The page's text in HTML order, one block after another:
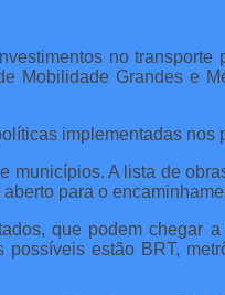
no
Mobilidade Grandes e
implementadas nos
A lista de
para o
que podem chegar
estão BRT,